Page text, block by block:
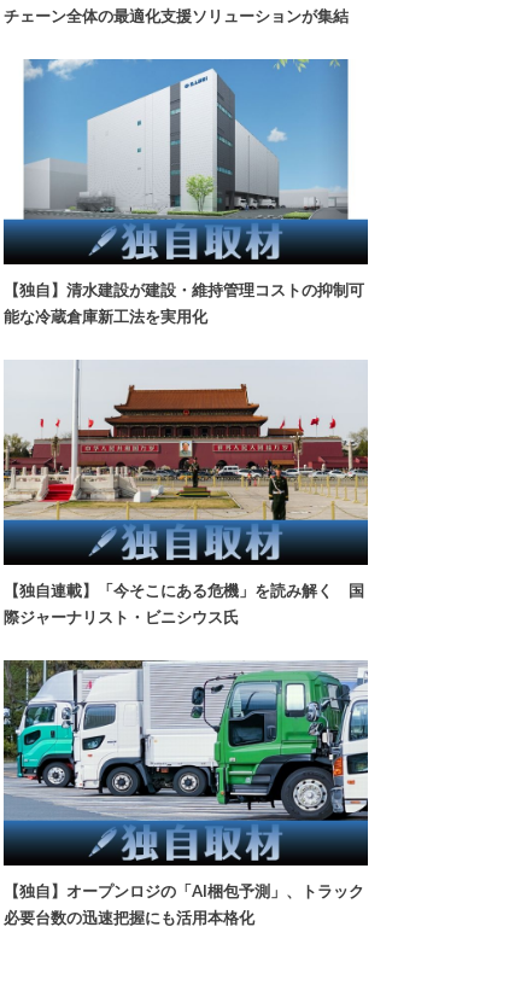
チェーン全体の最適化支援ソリューションが集結
【独自】清水建設が建設・維持管理コストの抑制可
能な冷蔵倉庫新工法を実用化
【独自連載】「今そこにある危機」を読み解く 国
際ジャーナリスト・ビニシウス氏
【独自】オープンロジの「AI梱包予測」、トラック
必要台数の迅速把握にも活用本格化